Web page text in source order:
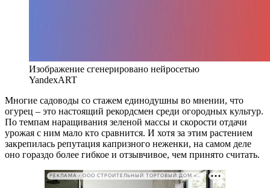
Изображение сгенерировано нейросетью
YandexART
Многие садоводы со стажем единодушны во мнении, что
огурец – это настоящий рекордсмен среди огородных культур.
По темпам наращивания зеленой массы и скорости отдачи
урожая с ним мало кто сравнится. И хотя за этим растением
закрепилась репутация капризного неженки, на самом деле
оно гораздо более гибкое и отзывчивое, чем принято считать.
РЕКЛАМА • ООО СТРОИТЕЛЬНЫЙ ТОРГОВЫЙ ДОМ «ПЕТРОВИЧ». ИНН: 7802348846